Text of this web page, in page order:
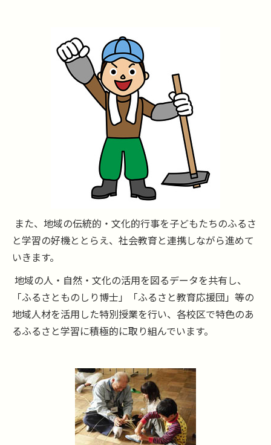
また、地域の伝統的・文化的行事を子どもたちのふるさ
と学習の好機ととらえ、社会教育と連携しながら進めて
いきます。
地域の人・自然・文化の活用を図るデータを共有し、
「ふるさとものしり博士」「ふるさと教育応援団」等の
地域人材を活用した特別授業を行い、各校区で特色のあ
るふるさと学習に積極的に取り組んでいます。